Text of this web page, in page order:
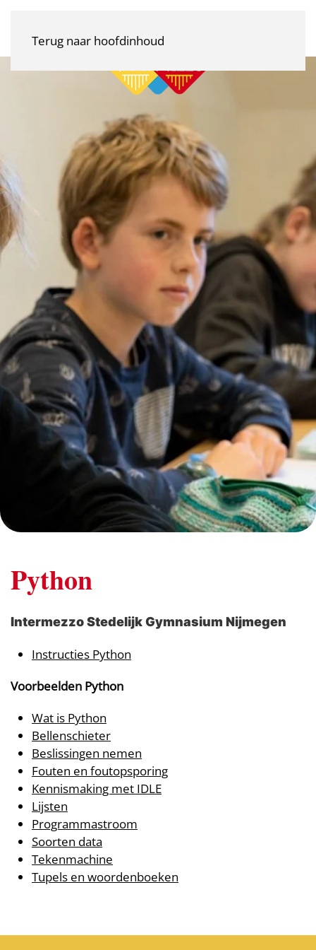
Terug naar hoofdinhoud
Python
Intermezzo Stedelijk Gymnasium Nijmegen
Instructies Python
Voorbeelden Python
Wat is Python
Bellenschieter
Beslissingen nemen
Fouten en foutopsporing
Kennismaking met IDLE
Lijsten
Programmastroom
Soorten data
Tekenmachine
Tupels en woordenboeken